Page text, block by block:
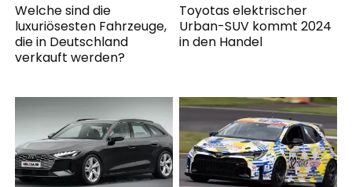
Welche sind die
luxuriösesten Fahrzeuge,
die in Deutschland
verkauft werden?
Toyotas elektrischer
Urban-SUV kommt 2024
in den Handel